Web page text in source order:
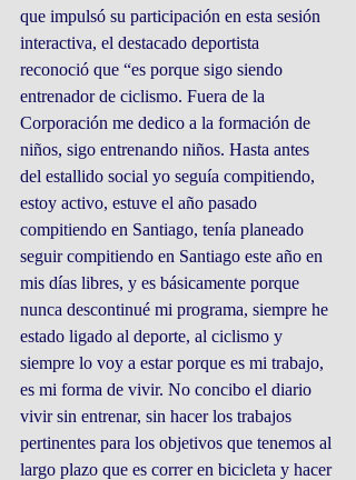
que impulsó su participación en esta sesión
interactiva, el destacado deportista
reconoció que “es porque sigo siendo
entrenador de ciclismo. Fuera de la
Corporación me dedico a la formación de
niños, sigo entrenando niños. Hasta antes
del estallido social yo seguía compitiendo,
estoy activo, estuve el año pasado
compitiendo en Santiago, tenía planeado
seguir compitiendo en Santiago este año en
mis días libres, y es básicamente porque
nunca descontinué mi programa, siempre he
estado ligado al deporte, al ciclismo y
siempre lo voy a estar porque es mi trabajo,
es mi forma de vivir. No concibo el diario
vivir sin entrenar, sin hacer los trabajos
pertinentes para los objetivos que tenemos al
largo plazo que es correr en bicicleta y hacer